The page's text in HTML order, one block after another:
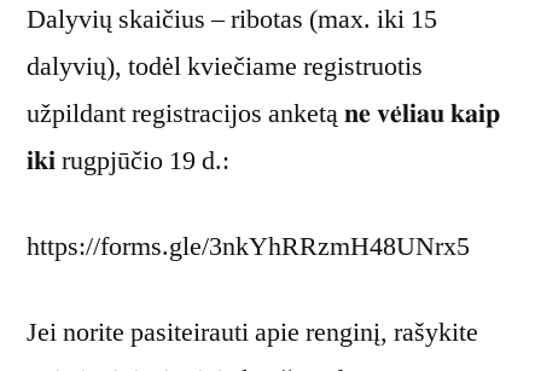
Dalyvių skaičius – ribotas (max. iki 15
dalyvių), todėl kviečiame registruotis
užpildant registracijos anketą 𝐧𝐞 𝐯𝐞̇𝐥𝐢𝐚𝐮 𝐤𝐚𝐢𝐩
𝐢𝐤𝐢 rugpjūčio 19 d.:
https://forms.gle/3nkYhRRzmH48UNrx5
Jei norite pasiteirauti apie renginį, rašykite